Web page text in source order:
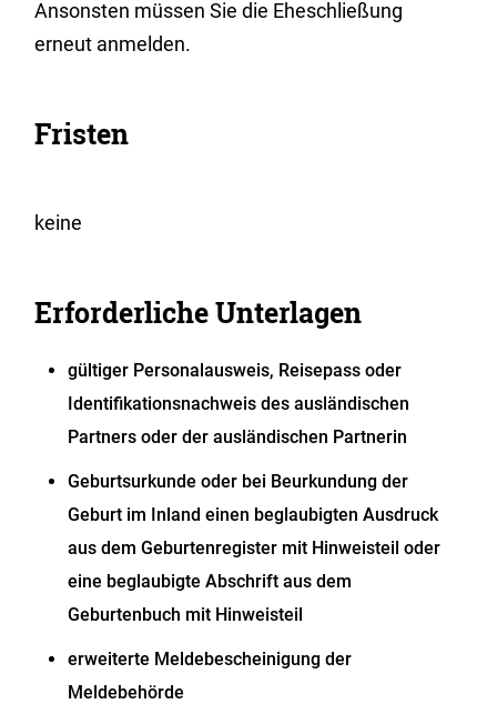
Ansonsten müssen Sie die Eheschließung
erneut anmelden.
Fristen
keine
Erforderliche Unterlagen
gültiger Personalausweis, Reisepass oder
Identifikationsnachweis des ausländischen
Partners oder der ausländischen Partnerin
Geburtsurkunde oder bei Beurkundung der
Geburt im Inland einen beglaubigten Ausdruck
aus dem Geburtenregister mit Hinweisteil oder
eine beglaubigte Abschrift aus dem
Geburtenbuch mit Hinweisteil
erweiterte Meldebescheinigung der
Meldebehörde